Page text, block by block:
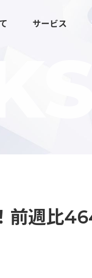
サービス
クリエイテ
前週比